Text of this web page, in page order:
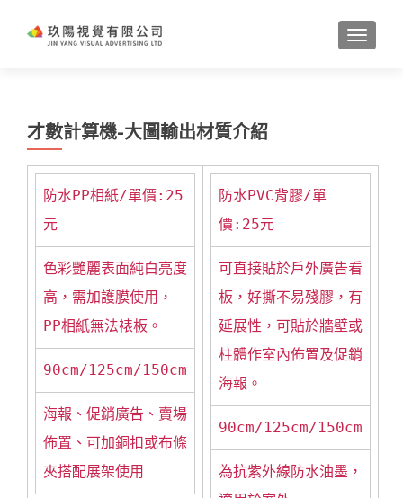
才數計算機-大圖輸出材質介紹
防水PP相紙/單價:25
元
色彩艷麗表面純白亮度
高，需加護膜使用，
PP相紙無法裱板。
90cm/125cm/150cm
海報、促銷廣告、賣場
佈置、可加銅扣或布條
夾搭配展架使用
防水PVC背膠/單
價:25元
可直接貼於戶外廣告看
板，好撕不易殘膠，有
延展性，可貼於牆壁或
柱體作室內佈置及促銷
海報。
90cm/125cm/150cm
為抗紫外線防水油墨，